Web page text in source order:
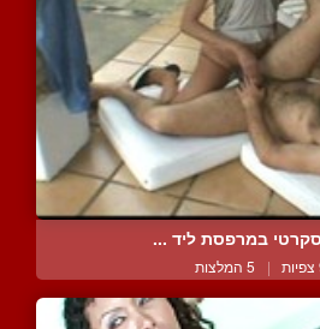
במרפסת ליד ...
| 5 המלצות